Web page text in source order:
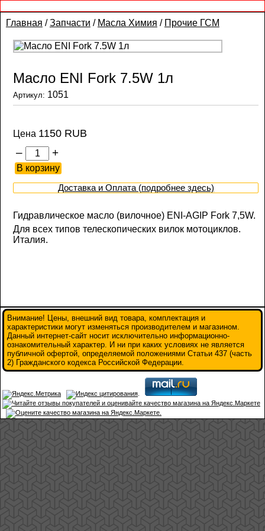
Главная /Запчасти / Масла Химия / Прочие ГСМ
Масло ENI Fork 7.5W 1л
Артикул: 1051
Цена 1150 RUB
– +
Доставка и Оплата (подробнее здесь)
Гидравлическое масло (вилочное) ENI-AGIP Fork 7,5W.
Для всех типов телескопических вилок мотоциклов.
Италия.
Внимание! Цены, внешний вид товара, комплектация и
характеристики могут изменяться производителем и магазином.
Данный интернет-сайт носит исключительно информационно-
ознакомительный характер. И ни при каких условиях не является
публичной офертой, определяемой положениями Статьи 437 (часть
2) Гражданского кодекса Российской Федерации.